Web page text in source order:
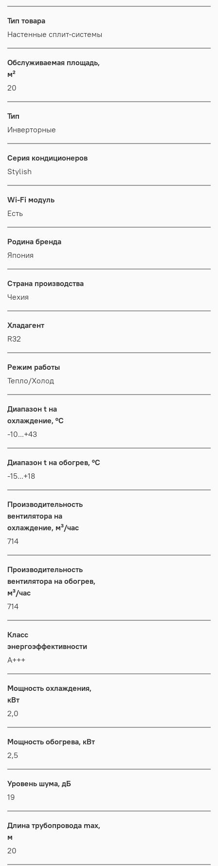
Тип товара
Настенные сплит-системы
Обслуживаемая площадь,
м²
20
Тип
Инверторные
Серия кондиционеров
Stylish
Wi-Fi модуль
Есть
Родина бренда
Япония
Страна производства
Чехия
Хладагент
R32
Режим работы
Тепло/Холод
Диапазон t на
охлаждение, °C
-10...+43
Диапазон t на обогрев, °C
-15...+18
Производительность
вентилятора на
охлаждение, м³/час
714
Производительность
вентилятора на обогрев,
м³/час
714
Класс
энергоэффективности
А+++
Мощность охлаждения,
кВт
2,0
Мощность обогрева, кВт
2,5
Уровень шума, дБ
19
Длина трубопровода max,
м
20